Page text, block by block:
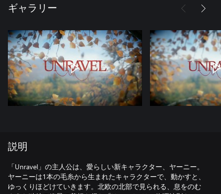
ギャラリー
説明
「Unravel」の主人公は、愛らしい新キャラクター、ヤーニー。
ヤーニーは1本の毛糸から生まれたキャラクターで、動かすと、
ゆっくりほどけていきます。北欧の北部で見られる、息をのむ